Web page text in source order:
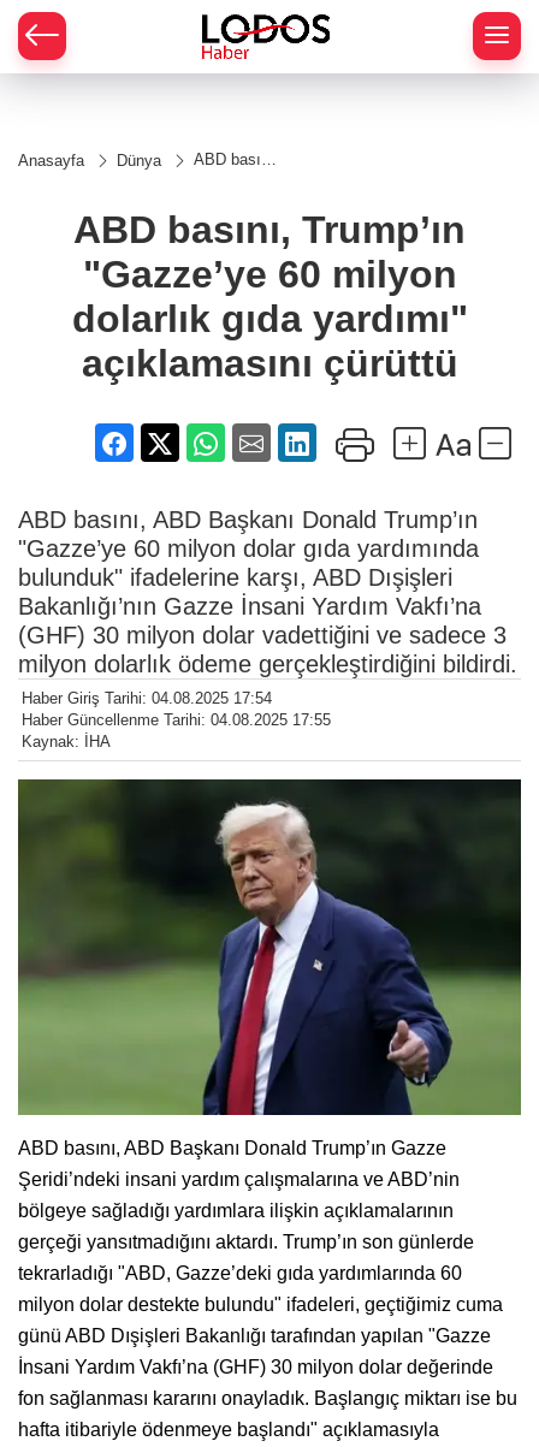
Anasayfa Dünya
ABD basını,
dolarlık gıda
açıklamasını
çürüttü
ABD basını, Trump’ın
"Gazze’ye 60 milyon
dolarlık gıda yardımı"
açıklamasını çürüttü
ABD basını, ABD Başkanı Donald Trump’ın
"Gazze’ye 60 milyon dolar gıda yardımında
bulunduk" ifadelerine karşı, ABD Dışişleri
Bakanlığı’nın Gazze İnsani Yardım Vakfı’na
(GHF) 30 milyon dolar vadettiğini ve sadece 3
milyon dolarlık ödeme gerçekleştirdiğini bildirdi.
Haber Giriş Tarihi: 04.08.2025 17:54
Haber Güncellenme Tarihi: 04.08.2025 17:55
Kaynak: İHA
ABD basını, ABD Başkanı Donald Trump’ın Gazze
Şeridi’ndeki insani yardım çalışmalarına ve ABD’nin
bölgeye sağladığı yardımlara ilişkin açıklamalarının
gerçeği yansıtmadığını aktardı. Trump’ın son günlerde
tekrarladığı "ABD, Gazze’deki gıda yardımlarında 60
milyon dolar destekte bulundu" ifadeleri, geçtiğimiz cuma
günü ABD Dışişleri Bakanlığı tarafından yapılan "Gazze
İnsani Yardım Vakfı’na (GHF) 30 milyon dolar değerinde
fon sağlanması kararını onayladık. Başlangıç miktarı ise bu
hafta itibariyle ödenmeye başlandı" açıklamasıyla